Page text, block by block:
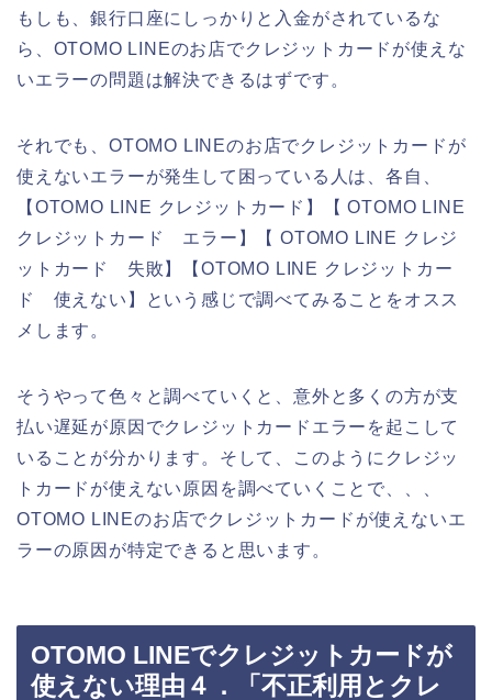
もしも、銀行口座にしっかりと入金がされているな
ら、OTOMO LINEのお店でクレジットカードが使えな
いエラーの問題は解決できるはずです。
それでも、OTOMO LINEのお店でクレジットカードが
使えないエラーが発生して困っている人は、各自、
【OTOMO LINE クレジットカード】【 OTOMO LINE
クレジットカード エラー】【 OTOMO LINE クレジ
ットカード 失敗】【OTOMO LINE クレジットカー
ド 使えない】という感じで調べてみることをオスス
メします。
そうやって色々と調べていくと、意外と多くの方が支
払い遅延が原因でクレジットカードエラーを起こして
いることが分かります。そして、このようにクレジッ
トカードが使えない原因を調べていくことで、、、
OTOMO LINEのお店でクレジットカードが使えないエ
ラーの原因が特定できると思います。
OTOMO LINEでクレジットカードが
使えない理由４．「不正利用とクレ